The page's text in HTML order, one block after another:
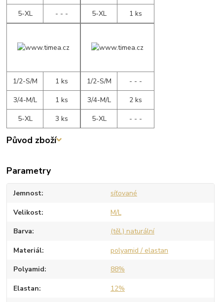
5-XL
- - -
5-XL
1 ks
1/2-S/M
1 ks
3/4-M/L
1 ks
5-XL
3 ks
1/2-S/M
- - -
3/4-M/L
2 ks
5-XL
- - -
Původ zboží
Parametry
Jemnost síťované
Velikost M/L
Barva (těl.) naturální
Materiál polyamid / elastan
Polyamid 88%
Elastan 12%